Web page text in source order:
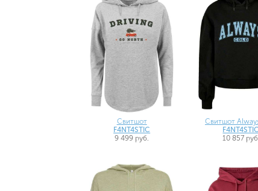
Свитшот
F4NT4STIC
9 499 руб.
Свитшот
F4NT4STIC
10 857